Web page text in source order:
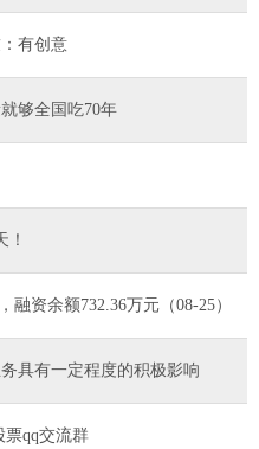
有创意
够全国吃70年
！
融资余额732.36万元（08-25）
具有一定程度的积极影响
票qq交流群